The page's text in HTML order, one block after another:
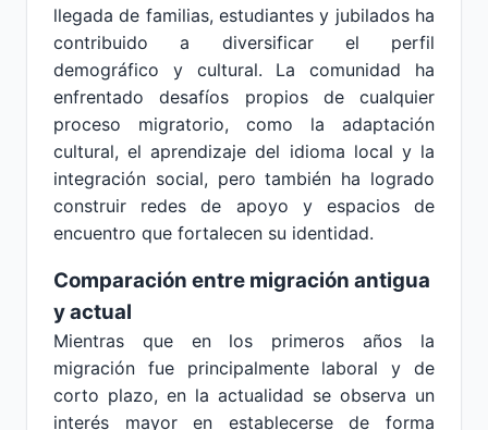
llegada de familias, estudiantes y jubilados ha
contribuido a diversificar el perfil
demográfico y cultural. La comunidad ha
enfrentado desafíos propios de cualquier
proceso migratorio, como la adaptación
cultural, el aprendizaje del idioma local y la
integración social, pero también ha logrado
construir redes de apoyo y espacios de
encuentro que fortalecen su identidad.
Comparación entre migración antigua
y actual
Mientras que en los primeros años la
migración fue principalmente laboral y de
corto plazo, en la actualidad se observa un
interés mayor en establecerse de forma